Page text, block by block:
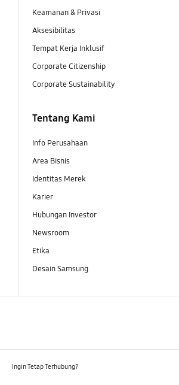
Keamanan & Privasi
Aksesibilitas
Tempat Kerja Inklusif
Corporate Citizenship
Corporate Sustainability
Tentang Kami
Info Perusahaan
Area Bisnis
Identitas Merek
Karier
Hubungan Investor
Newsroom
Etika
Desain Samsung
Ingin Tetap Terhubung?